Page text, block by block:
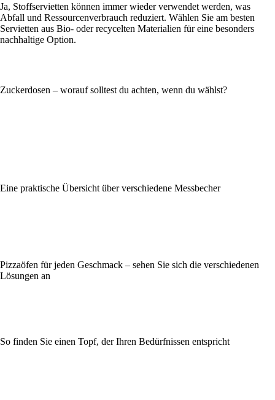
Ja, Stoffservietten können immer wieder verwendet werden, was
Abfall und Ressourcenverbrauch reduziert. Wählen Sie am besten
Servietten aus Bio- oder recycelten Materialien für eine besonders
nachhaltige Option.
Zuckerdosen – worauf solltest du achten, wenn du wählst?
Eine praktische Übersicht über verschiedene Messbecher
Pizzaöfen für jeden Geschmack – sehen Sie sich die verschiedenen
Lösungen an
So finden Sie einen Topf, der Ihren Bedürfnissen entspricht